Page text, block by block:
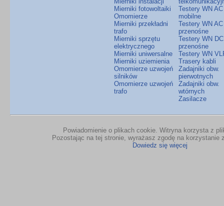
Mierniki fotowoltaiki
Omomierze
Mierniki przekładni
trafo
Mierniki sprzętu
elektrycznego
Mierniki uniwersalne
Mierniki uziemienia
Omomierze uzwojeń
silników
Omomierze uzwojeń
trafo
Testery WN AC
mobilne
Testery WN AC
przenośne
Testery WN DC
przenośne
Testery WN
Trasery kabli
Zadajniki obw.
pierwotnych
Zadajniki obw.
wtórnych
Zasilacze
Powiadomienie o plikach cookie. Witryna korzysta z
Pozostając na tej stronie, wyrażasz zgodę na korzystanie
Dowiedz się więcej